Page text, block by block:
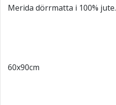
Merida dörrmatta i 100% jute.
60x90cm